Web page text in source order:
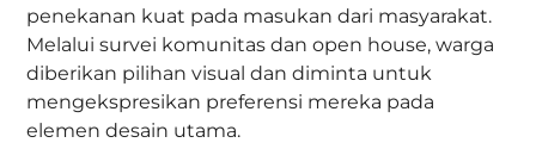
penekanan kuat pada masukan dari masyarakat.
Melalui survei komunitas dan open house, warga
diberikan pilihan visual dan diminta untuk
mengekspresikan preferensi mereka pada
elemen desain utama.